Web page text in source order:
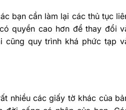
bạn cần làm lại các thủ tục
quyền cao hơn để thay đổi
cũng quy trình khá phức tạp
nhiều các giấy tờ khác của